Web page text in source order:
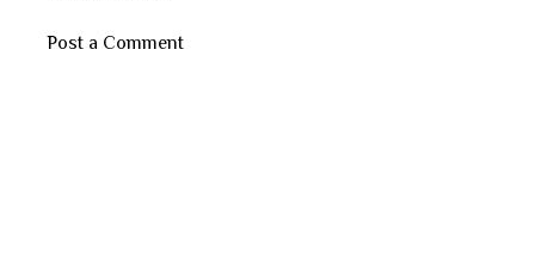
Post a Comment